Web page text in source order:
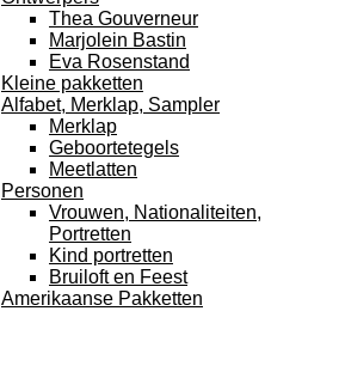
Thea Gouverneur
Marjolein Bastin
Eva Rosenstand
Kleine pakketten
Alfabet, Merklap, Sampler
Merklap
Geboortetegels
Meetlatten
Personen
Vrouwen, Nationaliteiten,
Portretten
Kind portretten
Bruiloft en Feest
Amerikaanse Pakketten